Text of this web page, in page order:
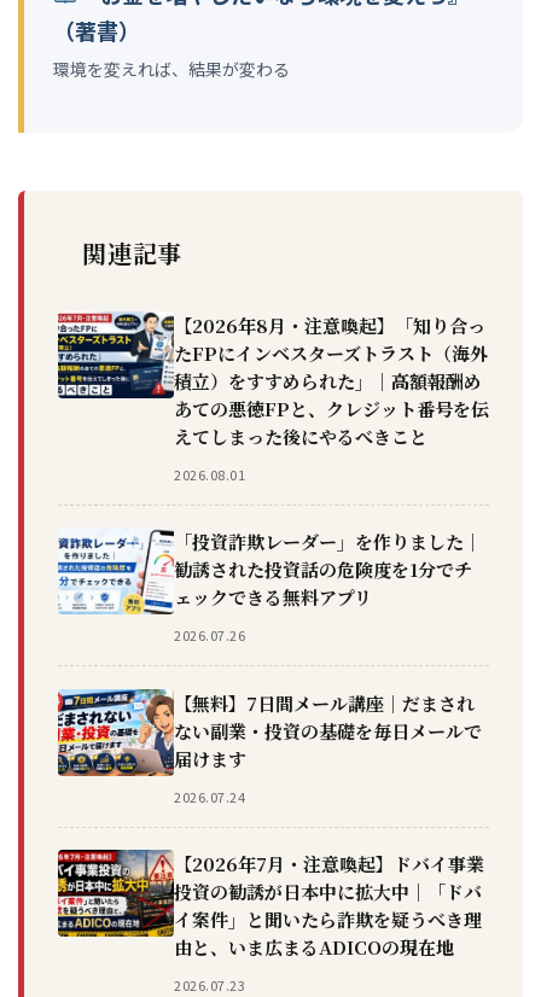
（著書）
環境を変えれば、結果が変わる
関連記事
【2026年8月・注意喚起】「知り合っ
たFPにインベスターズトラスト（海外
積立）をすすめられた」｜高額報酬め
あての悪徳FPと、クレジット番号を伝
えてしまった後にやるべきこと
2026.08.01
「投資詐欺レーダー」を作りました｜
勧誘された投資話の危険度を1分でチ
ェックできる無料アプリ
2026.07.26
【無料】7日間メール講座｜だまされ
ない副業・投資の基礎を毎日メールで
届けます
2026.07.24
【2026年7月・注意喚起】ドバイ事業
投資の勧誘が日本中に拡大中｜「ドバ
イ案件」と聞いたら詐欺を疑うべき理
由と、いま広まるADICOの現在地
2026.07.23